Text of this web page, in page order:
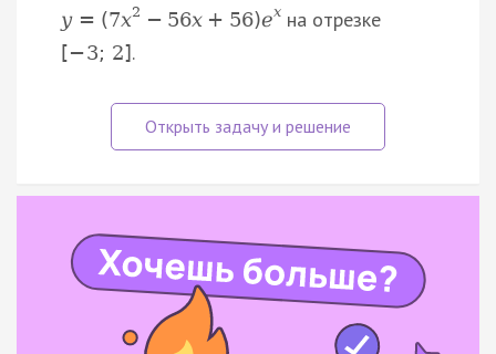
y = (7x2 − 56x + 56)exна отрезке
[−3; 2].